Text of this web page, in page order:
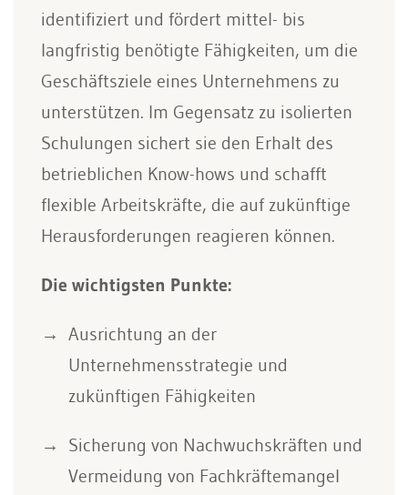
identifiziert und fördert mittel- bis
langfristig benötigte Fähigkeiten, um die
Geschäftsziele eines Unternehmens zu
unterstützen. Im Gegensatz zu isolierten
Schulungen sichert sie den Erhalt des
betrieblichen Know-hows und schafft
flexible Arbeitskräfte, die auf zukünftige
Herausforderungen reagieren können.
Die wichtigsten Punkte:
Ausrichtung an der
Unternehmensstrategie und
zukünftigen Fähigkeiten
Sicherung von Nachwuchskräften und
Vermeidung von Fachkräftemangel